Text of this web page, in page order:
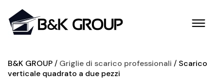
B&K GROUP Griglie di scarico professionali
Scarico
verticale quadrato a due pezzi